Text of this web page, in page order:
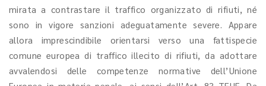
mirata a contrastare il traffico organizzato di rifiuti, né
sono in vigore sanzioni adeguatamente severe. Appare
allora imprescindibile orientarsi verso una fattispecie
comune europea di traffico illecito di rifiuti, da adottare
avvalendosi delle competenze normative dell’Unione